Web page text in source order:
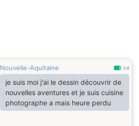
Nouvelle-Aquitaine 0.8
je suis moi j'ai le dessin découvrir de
nouvelles aventures et je suis cuisine
photographe a mais heure perdu